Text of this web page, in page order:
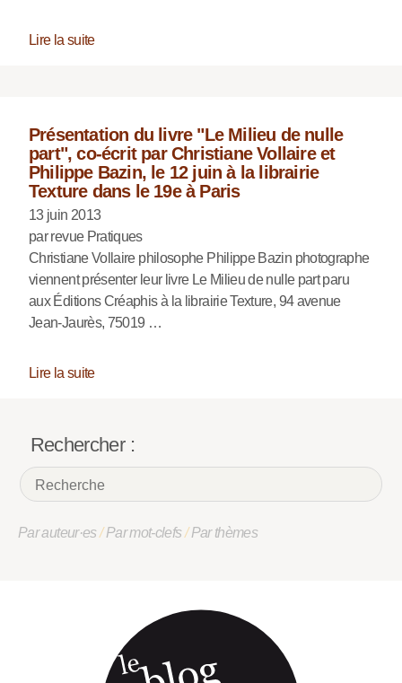
Lire la suite
Présentation du livre "Le Milieu de nulle
part", co-écrit par Christiane Vollaire et
Philippe Bazin, le 12 juin à la librairie
Texture dans le 19e à Paris
13 juin 2013
par revue Pratiques
Christiane Vollaire philosophe Philippe Bazin photographe
viennent présenter leur livre Le Milieu de nulle part paru
aux Éditions Créaphis à la librairie Texture, 94 avenue
Jean-Jaurès, 75019 …
Lire la suite
Rechercher :
Par auteur·es/Par mot-clefs/Par thèmes